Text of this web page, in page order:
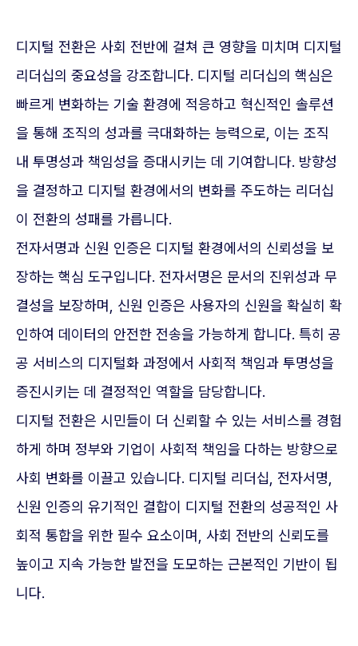
디지털 전환은 사회 전반에 걸쳐 큰 영향을 미치며 디지털
리더십의 중요성을 강조합니다. 디지털 리더십의 핵심은
빠르게 변화하는 기술 환경에 적응하고 혁신적인 솔루션
을 통해 조직의 성과를 극대화하는 능력으로, 이는 조직
내 투명성과 책임성을 증대시키는 데 기여합니다. 방향성
을 결정하고 디지털 환경에서의 변화를 주도하는 리더십
이 전환의 성패를 가릅니다.
전자서명과 신원 인증은 디지털 환경에서의 신뢰성을 보
장하는 핵심 도구입니다. 전자서명은 문서의 진위성과 무
결성을 보장하며, 신원 인증은 사용자의 신원을 확실히 확
인하여 데이터의 안전한 전송을 가능하게 합니다. 특히 공
공 서비스의 디지털화 과정에서 사회적 책임과 투명성을
증진시키는 데 결정적인 역할을 담당합니다.
디지털 전환은 시민들이 더 신뢰할 수 있는 서비스를 경험
하게 하며 정부와 기업이 사회적 책임을 다하는 방향으로
사회 변화를 이끌고 있습니다. 디지털 리더십, 전자서명,
신원 인증의 유기적인 결합이 디지털 전환의 성공적인 사
회적 통합을 위한 필수 요소이며, 사회 전반의 신뢰도를
높이고 지속 가능한 발전을 도모하는 근본적인 기반이 됩
니다.